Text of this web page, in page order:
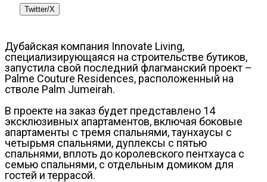
Twitter/X
Дубайская компания Innovate Living,
специализирующаяся на строительстве бутиков,
запустила свой последний флагманский проект –
Palme Couture Residences, расположенный на
стволе Palm Jumeirah.
В проекте на заказ будет представлено 14
эксклюзивных апартаментов, включая боковые
апартаменты с тремя спальнями, таунхаусы с
четырьмя спальнями, дуплексы с пятью
спальнями, вплоть до королевского пентхауса с
семью спальнями, с отдельным домиком для
гостей и террасой.